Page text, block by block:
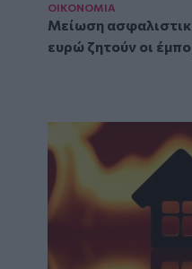
ΟΙΚΟΝΟΜΙΑ
Μείωση
ευρώ ζητούν οι